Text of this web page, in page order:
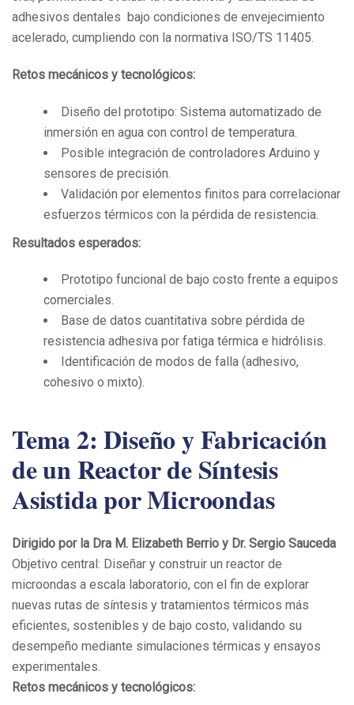
adhesivos dentales bajo condiciones de envejecimiento
acelerado, cumpliendo con la normativa ISO/TS 11405.
Retos mecánicos y tecnológicos:
Diseño del prototipo: Sistema automatizado de
inmersión en agua con control de temperatura.
Posible integración de controladores Arduino y
sensores de precisión.
Validación por elementos finitos para correlacionar
esfuerzos térmicos con la pérdida de resistencia.
Resultados esperados:
Prototipo funcional de bajo costo frente a equipos
comerciales.
Base de datos cuantitativa sobre pérdida de
resistencia adhesiva por fatiga térmica e hidrólisis.
Identificación de modos de falla (adhesivo,
cohesivo o mixto).
Tema 2: Diseño y Fabricación
de un Reactor de Síntesis
Asistida por Microondas
Dirigido por la Dra M. Elizabeth Berrio y Dr. Sergio Sauceda
Objetivo central: Diseñar y construir un reactor de
microondas a escala laboratorio, con el fin de explorar
nuevas rutas de síntesis y tratamientos térmicos más
eficientes, sostenibles y de bajo costo, validando su
desempeño mediante simulaciones térmicas y ensayos
experimentales.
Retos mecánicos y tecnológicos: